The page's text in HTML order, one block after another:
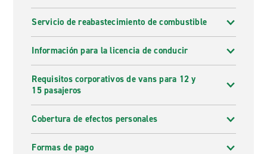
Servicio de reabastecimiento de combustible
Información para la licencia de conducir
Requisitos corporativos de vans para 12 y
15 pasajeros
Cobertura de efectos personales
Formas de pago